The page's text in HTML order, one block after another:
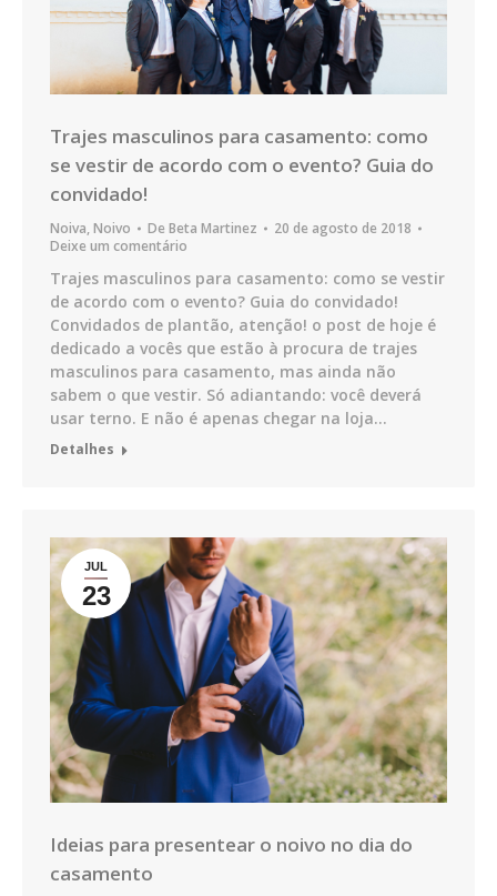
Trajes masculinos para casamento: como
se vestir de acordo com o evento? Guia do
convidado!
Noiva,Noivo De Beta Martinez
20 de agosto de 2018
Deixe um comentário
Trajes masculinos para casamento: como se vestir
de acordo com o evento? Guia do convidado!
Convidados de plantão, atenção! o post de hoje é
dedicado a vocês que estão à procura de trajes
masculinos para casamento, mas ainda não
sabem o que vestir. Só adiantando: você deverá
usar terno. E não é apenas chegar na loja…
Detalhes
JUL
23
Ideias para presentear o noivo no dia do
casamento